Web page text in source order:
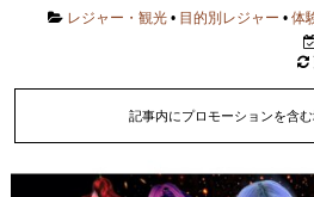
レジャー・観光 • 目的別レジャー •体
記事内にプロモーションを含